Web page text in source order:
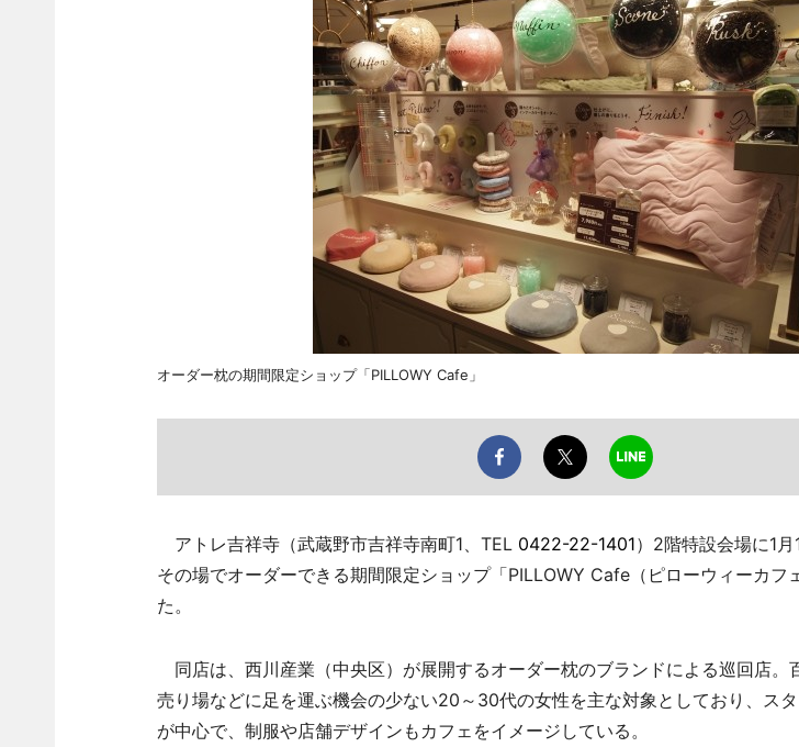
オーダー枕の期間限定ショップ「PILLOWY Cafe」
アトレ吉祥寺（武蔵野市吉祥寺南町1、TEL 0422-22-1401）2階特設会場に1
その場でオーダーできる期間限定ショップ「PILLOWY Cafe（ピローウィーカフ
た。
同店は、西川産業（中央区）が展開するオーダー枕のブランドによる巡回店。
売り場などに足を運ぶ機会の少ない20～30代の女性を主な対象としており、ス
が中心で、制服や店舗デザインもカフェをイメージしている。